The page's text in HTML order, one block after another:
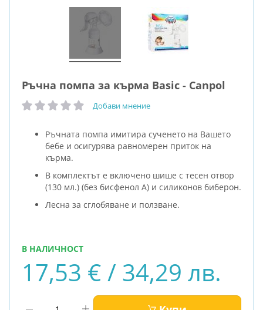
Ръчна помпа за кърма Basic - Canpol
рейтинг: Добави мнение
Ръчната помпа имитира сученето на Вашето
бебе и осигурява равномерен приток на
кърма.
В комплектът е включено шише с тесен отвор
(130 мл.) (без бисфенол А) и силиконов биберон.
Лесна за сглобяване и ползване.
17,53 € / 34,29 лв.
В НАЛИЧНОСТ